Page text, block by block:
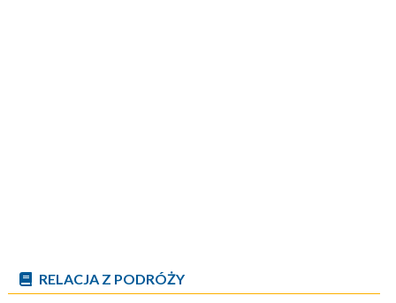
RELACJA Z PODRÓŻY